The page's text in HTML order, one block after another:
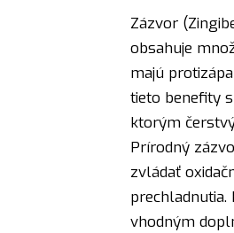
Zázvor
obsahuje
majú
tieto benefity
ktorým
Prírodný
zvládať
vhodným